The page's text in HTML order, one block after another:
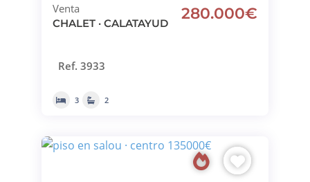
Venta
CHALET · CALATAYUD
280.000€
Ref. 3933
3 2